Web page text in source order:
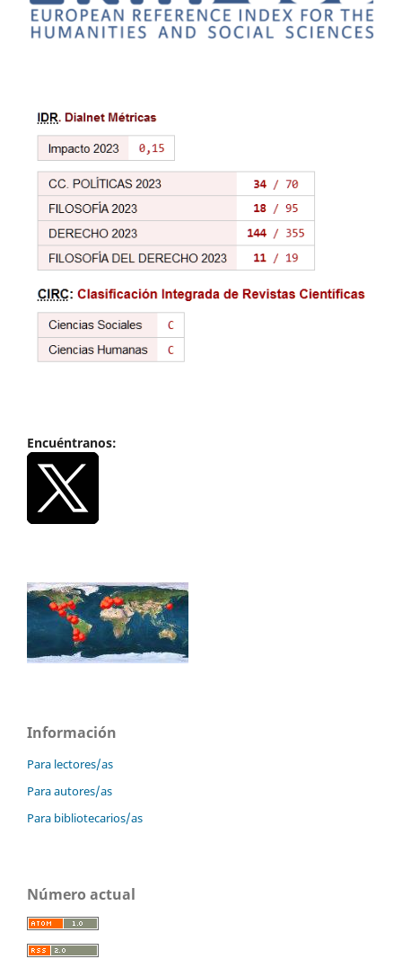
Encuéntranos:
Información
Para lectores/as
Para autores/as
Para bibliotecarios/as
Número actual